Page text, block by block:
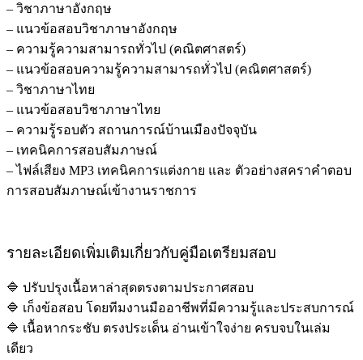
– วิชาภาษาอังกฤษ
– แนวข้อสอบวิชาภาษาอังกฤษ
– ความรู้ความสามารถทั่วไป (คณิตศาสตร์)
– แนวข้อสอบความรู้ความสามารถทั่วไป (คณิตศาสตร์)
– วิชาภาษาไทย
– แนวข้อสอบวิชาภาษาไทย
– ความรู้รอบตัว สถานการณ์บ้านเมืองปัจจุบัน
– เทคนิคการสอบสัมภาษณ์
– ไฟล์เสียง MP3 เทคนิคการแต่งกาย และ ตัวอย่างสคราคำตอบ
การสอบสัมภาษณ์เข้างานราชการ
รายละเอียดเพิ่มเติมเกี่ยวกับคู่มือเตรียมสอบ
🔷 ปรับปรุงเนื้อหาล่าสุดตรงตามประกาศสอบ
🔷 เก็งข้อสอบ โดยทีมงานมืออาชีพที่มีความรู้และประสบการณ์
🔷 เนื้อหากระชับ ตรงประเด็น อ่านเข้าใจง่าย ครบจบในเล่ม
เดียว